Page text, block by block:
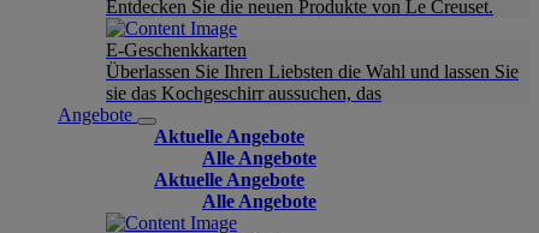
Entdecken Sie die neuen Produkte von Le Creuset.
E-Geschenkkarten
Überlassen Sie Ihren Liebsten die Wahl und lassen Sie
sie das Kochgeschirr aussuchen, das
Angebote
Aktuelle Angebote
Alle Angebote
Aktuelle Angebote
Alle Angebote